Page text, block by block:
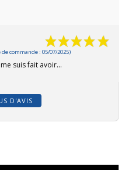
de commande : 05/07/2025)
suis fait avoir...
D'AVIS